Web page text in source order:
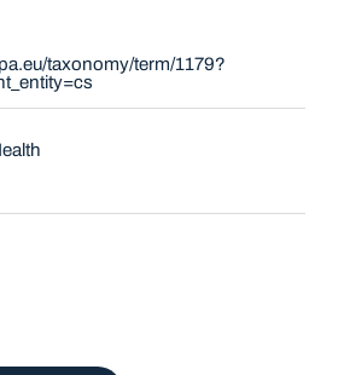
taxonomy/term/1179?